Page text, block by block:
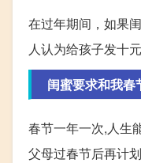
在过年期间，如果
人认为给孩子发十
闺蜜要求和我
春节一年一次,人生
父母过春节后再计